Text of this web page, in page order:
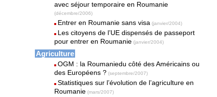
avec séjour temporaire en Roumanie
(décembre/2006)
Entrer en Roumanie sans visa (janvier/2004)
Les citoyens de l’UE dispensés de passeport
pour entrer en Roumanie (janvier/2004)
Agriculture
OGM : la Roumaniedu côté des Américains ou
des Européens ? (septembre/2007)
Statistiques sur l’évolution de l’agriculture en
Roumanie (mars/2007)